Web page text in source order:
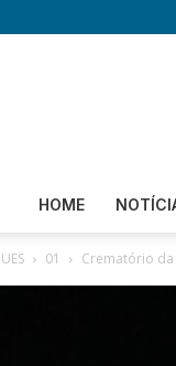
HOME
01 Crematório